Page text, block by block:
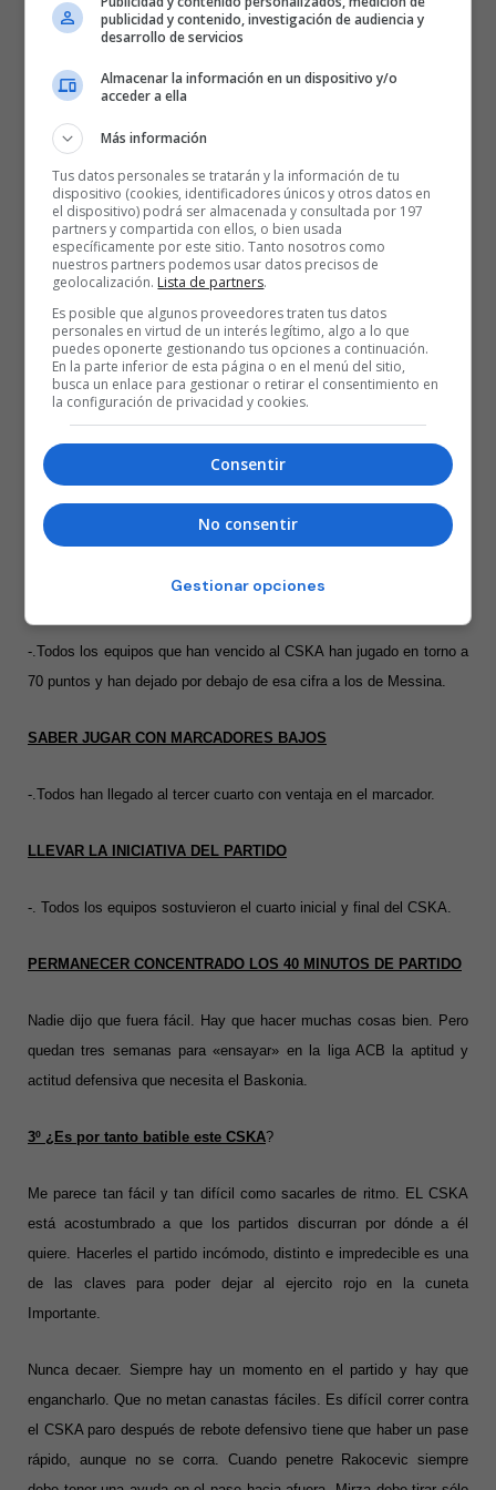
-.Todos los ganadores ha tenido que desconectar al menos a uno de
los dos bases del CSKA(Zisis no es tan resolutivo) bien Papaloukas
DEFENSA SOBRE LOS BASES
-. Todos los que vencieron tuvieron que parar a tres de los cuatro
pivots del equipo ruso. Si bien Goree y Van Den Spiegel no son muy
ofensivos Smodis y Andersen son la referencia interior en ataque
DEFENSA SOBRE LOS INTERIORES
-. Todos han dejado a sus aleros Krhyapa, Siskasukas o Langdon
en aportaciones medias. En ninguno de los partidos que han perdido
sus aleros han alcanzado los 14 puntos (excepción 17 Langdon vs
Olimpiakos)
CONTENCION DE LOS ALEROS
-.Todos los equipos que han vencido al CSKA han jugado en torno a
70 puntos y han dejado por debajo de esa cifra a los de Messina.
SABER JUGAR CON MARCADORES BAJOS
-.Todos han llegado al tercer cuarto con ventaja en el marcador.
LLEVAR LA INICIATIVA DEL PARTIDO
-. Todos los equipos sostuvieron el cuarto inicial y final del CSKA.
PERMANECER CONCENTRADO LOS 40 MINUTOS DE PARTIDO
Nadie dijo que fuera fácil. Hay que hacer muchas cosas bien. Pero
quedan tres semanas para «ensayar» en la liga ACB la aptitud y
actitud defensiva que necesita el Baskonia.
3º ¿Es por tanto batible este CSKA?
Me parece tan fácil y tan difícil como sacarles de ritmo. EL CSKA
está acostumbrado a que los partidos discurran por dónde a él
quiere. Hacerles el partido incómodo, distinto e impredecible es una
de las claves para poder dejar al ejercito rojo en la cuneta
Importante.
Nunca decaer. Siempre hay un momento en el partido y hay que
engancharlo. Que no metan canastas fáciles. Es difícil correr contra
el CSKA paro después de rebote defensivo tiene que haber un pase
rápido, aunque no se corra. Cuando penetre Rakocevic siempre
publicidad y contenido, investigación de audiencia y
desarrollo de servicios
Almacenar la información en un dispositivo y/o
acceder a ella
Más información
Tus datos personales se tratarán y la información de tu
dispositivo (cookies, identificadores únicos y otros datos en
el dispositivo) podrá ser almacenada y consultada por 197
partners y compartida con ellos, o bien usada
específicamente por este sitio. Tanto nosotros como
nuestros partners podemos usar datos precisos de
geolocalización. Lista de partners.
Es posible que algunos proveedores traten tus datos
personales en virtud de un interés legítimo, algo a lo que
puedes oponerte gestionando tus opciones a continuación.
En la parte inferior de esta página o en el menú del sitio,
busca un enlace para gestionar o retirar el consentimiento en
la configuración de privacidad y cookies.
Consentir
No consentir
Gestionar opciones